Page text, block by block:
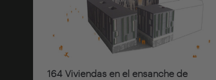
164 Viviendas en el ensanche de